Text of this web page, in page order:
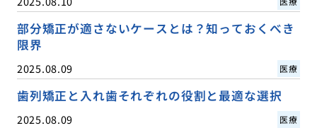
部分矯正が適さないケースとは？知っておくべき
限界
2025.08.09 医療
歯列矯正と入れ歯それぞれの役割と最適な選択
2025.08.09 医療